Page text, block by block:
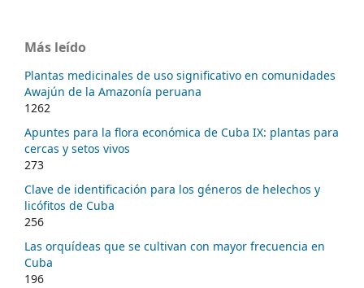
Más leído
Plantas medicinales de uso significativo en comunidades
Awajún de la Amazonía peruana
1262
Apuntes para la flora económica de Cuba IX: plantas para
cercas y setos vivos
273
Clave de identificación para los géneros de helechos y
licófitos de Cuba
256
Las orquídeas que se cultivan con mayor frecuencia en
Cuba
196